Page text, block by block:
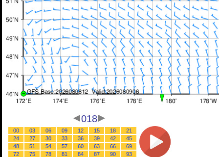
018
00 03 06 09 12 15 18
21
24
27 30 33 36 39 42
45
48
51 54 57 60 63 66
69
72
75 78 81 84 87 90 93